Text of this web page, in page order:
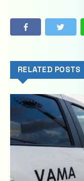
RELATED POSTS